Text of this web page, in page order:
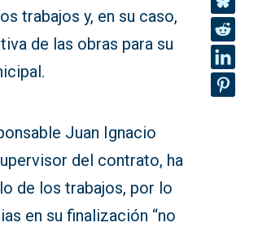
trabajos y, en su caso,
de las obras para su
Juan Ignacio
del contrato, ha
de los trabajos, por lo
en su finalización “no